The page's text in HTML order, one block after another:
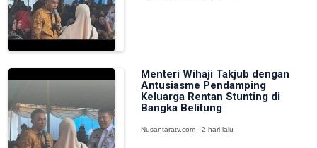
Menteri Wihaji Takjub dengan
Antusiasme Pendamping
Keluarga Rentan Stunting di
Bangka Belitung
Nusantaratv.com - 2 hari lalu